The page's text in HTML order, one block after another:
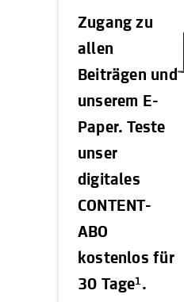
Zugang zu
allen
Beiträgen und
unserem E-
Paper. Teste
unser
digitales
CONTENT-
ABO
kostenlos für
30 Tage1 .